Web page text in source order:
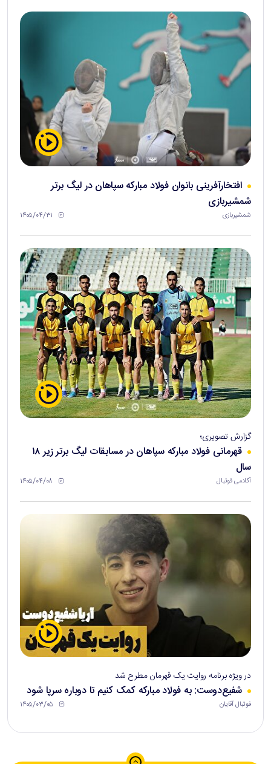
افتخارآفرینی بانوان فولاد مبارکه سپاهان در لیگ برتر
شمشیربازی
شمشیربازی ۱۴۰۵/۰۴/۳۱
گزارش تصویری؛
قهرمانی فولاد مبارکه سپاهان در مسابقات لیگ برتر زیر ۱۸
سال
آکادمی فوتبال ۱۴۰۵/۰۴/۰۸
در ویژه برنامه روایت یک قهرمان مطرح شد
شفیع‌دوست: به فولاد مبارکه کمک کنیم تا دوباره سرپا شود
فوتبال آقایان ۱۴۰۵/۰۳/۰۵